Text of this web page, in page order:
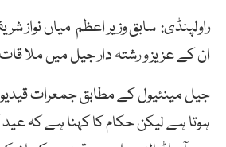
راولپنڈی: سابق وزیر اعظم میاں نواز
ان کے عزیز و رشتہ دار جیل میں ملا
جیل مینئیول کے مطابق جمعرات
ہوتا ہے لیکن حکام کا کہنا ہے کہ